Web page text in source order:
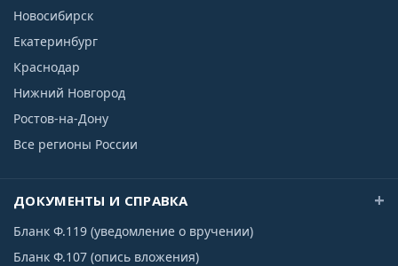
Новосибирск
Екатеринбург
Краснодар
Нижний Новгород
Ростов-на-Дону
Все регионы России
ДОКУМЕНТЫ И СПРАВКА
Бланк Ф.119 (уведомление о вручении)
Бланк Ф.107 (опись вложения)